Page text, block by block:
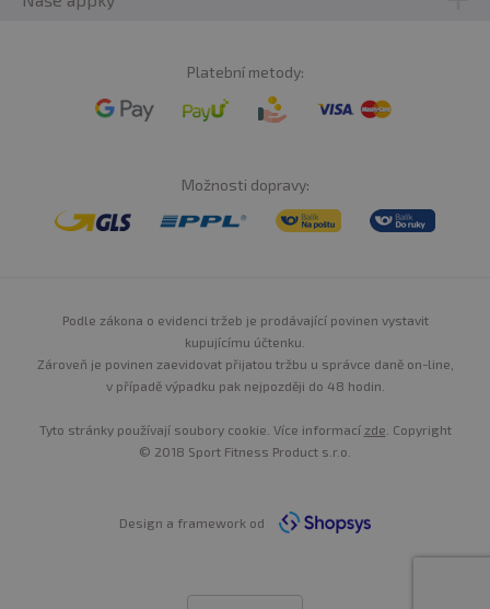
Platební metody:
Možnosti dopravy:
Podle zákona o evidenci tržeb je prodávající povinen vystavit
kupujícímu účtenku.
Zároveň je povinen zaevidovat přijatou tržbu u správce daně on-line,
v případě výpadku pak nejpozději do 48 hodin.
Tyto stránky používají soubory cookie. Více informací zde . Copyright
© 2018 Sport Fitness Product s.r.o.
Design a framework od